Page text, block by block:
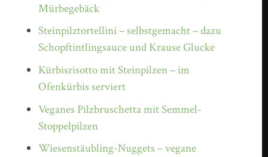
Mürbegebäck
Steinpilztortellini – selbstgemacht – dazu
Schopftintlingsauce und Krause Glucke
Kürbisrisotto mit Steinpilzen – im
Ofenkürbis serviert
Veganes Pilzbruschetta mit Semmel-
Stoppelpilzen
Wiesenstäubling-Nuggets – vegane